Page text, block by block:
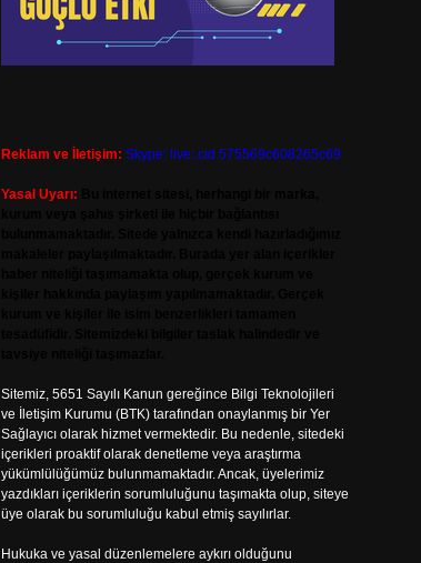
Reklam ve İletişim: Skype: live:.cid.575569c608265c69
Yasal Uyarı:
Sitemiz, 5651 Sayılı Kanun gereğince Bilgi Teknolojileri
ve İletişim Kurumu (BTK) tarafından onaylanmış bir Yer
Sağlayıcı olarak hizmet vermektedir. Bu nedenle, sitedeki
içerikleri proaktif olarak denetleme veya araştırma
yükümlülüğümüz bulunmamaktadır. Ancak, üyelerimiz
yazdıkları içeriklerin sorumluluğunu taşımakta olup, siteye
üye olarak bu sorumluluğu kabul etmiş sayılırlar.
Hukuka ve yasal düzenlemelere aykırı olduğunu